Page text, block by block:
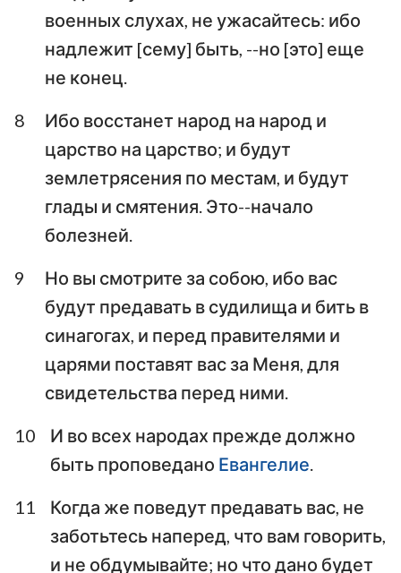
военных слухах, не ужасайтесь: ибо
надлежит [сему] быть, --но [это] еще
не конец.
8
Ибо восстанет народ на народ и
царство на царство; и будут
землетрясения по местам, и будут
глады и смятения. Это--начало
болезней.
9
Но вы смотрите за собою, ибо вас
будут предавать в судилища и бить в
синагогах, и перед правителями и
царями поставят вас за Меня, для
свидетельства перед ними.
10
И во всех народах прежде должно
быть проповедано Евангелие
11
Когда же поведут предавать вас, не
заботьтесь наперед, что вам говорить,
и не обдумывайте; но что дано будет